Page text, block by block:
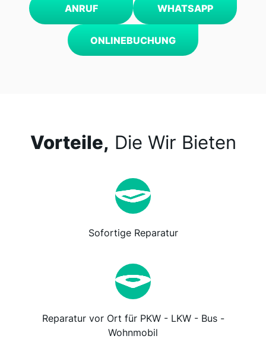
ANRUF WHATSAPP
ONLINEBUCHUNG
Vorteile, Die Wir Bieten
Sofortige Reparatur
Reparatur vor Ort für PKW - LKW - Bus -
Wohnmobil